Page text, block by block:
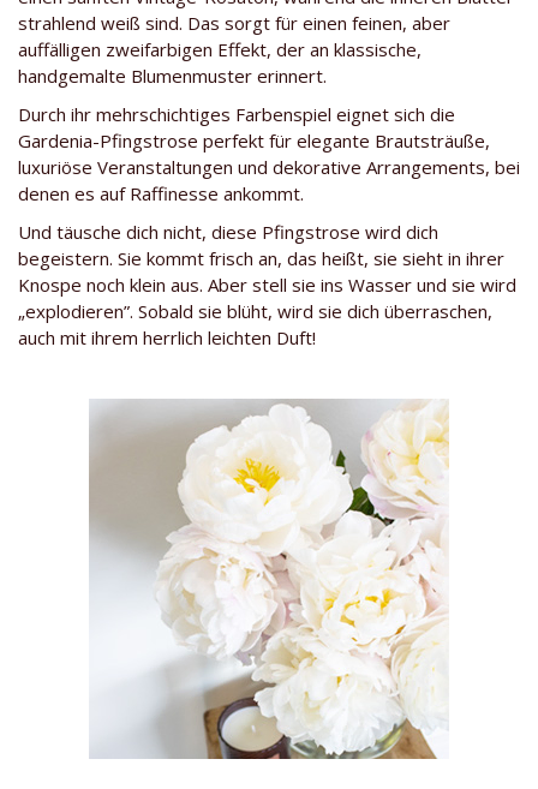
strahlend weiß sind. Das sorgt für einen feinen, aber
auffälligen zweifarbigen Effekt, der an klassische,
handgemalte Blumenmuster erinnert.
Durch ihr mehrschichtiges Farbenspiel eignet sich die
Gardenia-Pfingstrose perfekt für elegante Brautsträuße,
luxuriöse Veranstaltungen und dekorative Arrangements, bei
denen es auf Raffinesse ankommt.
Und täusche dich nicht, diese Pfingstrose wird dich
begeistern. Sie kommt frisch an, das heißt, sie sieht in ihrer
Knospe noch klein aus. Aber stell sie ins Wasser und sie wird
„explodieren”. Sobald sie blüht, wird sie dich überraschen,
auch mit ihrem herrlich leichten Duft!